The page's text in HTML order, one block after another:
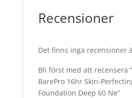
Recensioner
Det finns inga recensioner
Bli först med att recensera
BarePro 16hr Skin-
Foundation Deep 60 Ne”